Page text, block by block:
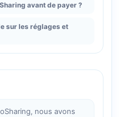
avant de payer ?
sur les réglages et
nous avons